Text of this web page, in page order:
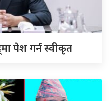
पेश गर्न स्वीकृत